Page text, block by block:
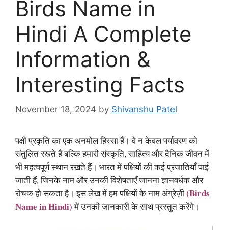
Birds Name in
Hindi A Complete
Information &
Interesting Facts
November 18, 2024 by Shivanshu Patel
पक्षी प्रकृति का एक अनमोल हिस्सा हैं। वे न केवल पर्यावरण को
संतुलित रखते हैं बल्कि हमारी संस्कृति, साहित्य और दैनिक जीवन में
भी महत्वपूर्ण स्थान रखते हैं। भारत में पक्षियों की कई प्रजातियाँ पाई
जाती हैं, जिनके नाम और उनकी विशेषताएँ जानना ज्ञानवर्धक और
रोचक हो सकता है। इस लेख में हम पक्षियों के नाम अंग्रेज़ी(Birds
Name in Hindi)में उनकी जानकारी के साथ प्रस्तुत करेंगे।